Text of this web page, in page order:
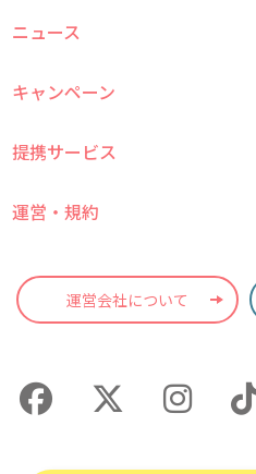
ニュース
キャンペーン
提携サービス
運営・規約
運営会社について